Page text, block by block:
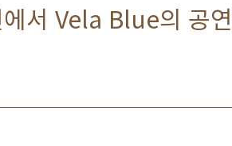
서 Vela Blue의 공